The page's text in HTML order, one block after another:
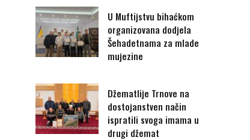
U Muftijstvu bihaćkom
organizovana dodjela
Šehadetnama za mlade
mujezine
Džematlije Trnove na
dostojanstven način
ispratili svoga imama u
drugi džemat